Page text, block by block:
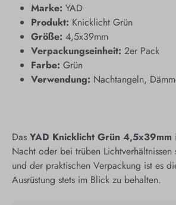
Marke: YAD
Produkt: Knicklicht Grün
Größe: 4,5x39mm
Verpackungseinheit: 2er Pack
Farbe: Grün
Verwendung: Nachtangeln,
Das YAD Knicklicht Grün 4,5x39mm
Nacht oder bei trüben
und der praktischen Verpackung ist es
Ausrüstung stets im Blick zu behalten.